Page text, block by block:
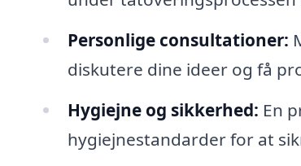
Personlige consultationer:
diskutere dine ideer og få
Hygiejne og sikkerhed: En
hygiejnestandarder for at